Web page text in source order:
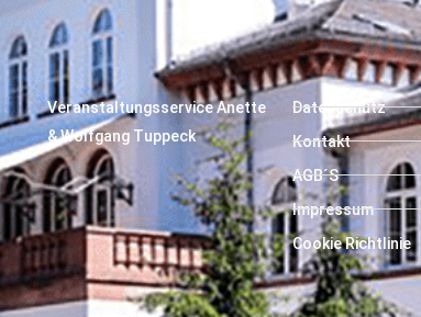
Veranstaltungsservice Anette
& Wolfgang Tuppeck
Datenschutz
Kontakt
AGB´S
Impressum
Cookie Richtlinie